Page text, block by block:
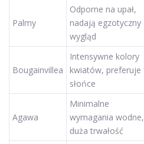
Palmy
Odporne na upał,
nadają egzotyczny
wygląd
Bougainvillea
Intensywne kolory
kwiatów, preferuje
słońce
Agawa
Minimalne
wymagania wodne,
duża trwałość